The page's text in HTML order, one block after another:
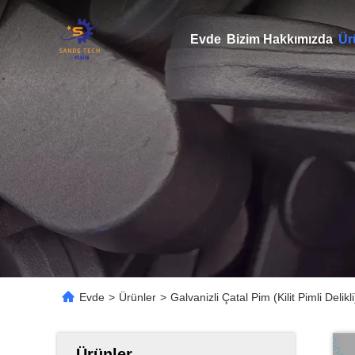
Evde Bizim Hakkımızda
Evde > Ürünler > Galvanizli Çatal Pim (Kilit Pimli